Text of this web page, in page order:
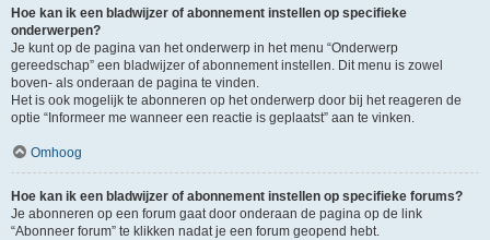
Hoe kan ik een bladwijzer of abonnement instellen op specifieke
onderwerpen?
Je kunt op de pagina van het onderwerp in het menu “Onderwerp
gereedschap” een bladwijzer of abonnement instellen. Dit menu is zowel
boven- als onderaan de pagina te vinden.
Het is ook mogelijk te abonneren op het onderwerp door bij het reageren de
optie “Informeer me wanneer een reactie is geplaatst” aan te vinken.
Omhoog
Hoe kan ik een bladwijzer of abonnement instellen op specifieke forums?
Je abonneren op een forum gaat door onderaan de pagina op de link
“Abonneer forum” te klikken nadat je een forum geopend hebt.